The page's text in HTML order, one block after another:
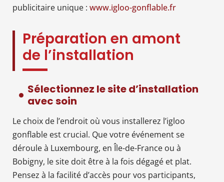
publicitaire unique : www.igloo-gonflable.fr
Préparation en amont
de l’installation
Sélectionnez le site d’installation
avec soin
Le choix de l’endroit où vous installerez l’igloo
gonflable est crucial. Que votre événement se
déroule à Luxembourg, en Île-de-France ou à
Bobigny, le site doit être à la fois dégagé et plat.
Pensez à la facilité d’accès pour vos participants,